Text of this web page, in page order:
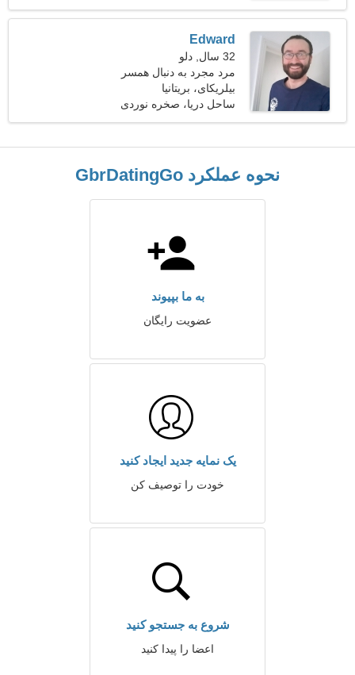
Edward
32 سال, دلو
مرد مجرد به دنبال همسر
بیلریکای، بریتانیا
ساحل دریا، صخره نوردی
نحوه عملکرد GbrDatingGo
به ما بپیوند
عضویت رایگان
یک نمایه جدید ایجاد کنید
خودت را توصیف کن
شروع به جستجو کنید
اعضا را پیدا کنید